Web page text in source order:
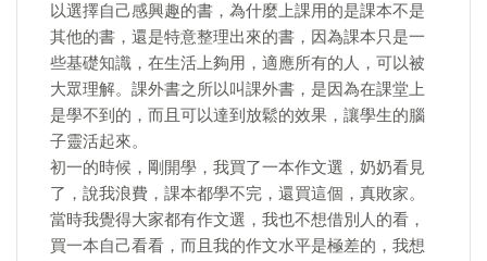
以選擇自己感興趣的書，為什麼上課用的是課本不是
其他的書，還是特意整理出來的書，因為課本只是一
些基礎知識，在生活上夠用，適應所有的人，可以被
大眾理解。課外書之所以叫課外書，是因為在課堂上
是學不到的，而且可以達到放鬆的效果，讓學生的腦
子靈活起來。
初一的時候，剛開學，我買了一本作文選，奶奶看見
了，說我浪費，課本都學不完，還買這個，真敗家。
當時我覺得大家都有作文選，我也不想借別人的看，
買一本自己看看，而且我的作文水平是極差的，我想